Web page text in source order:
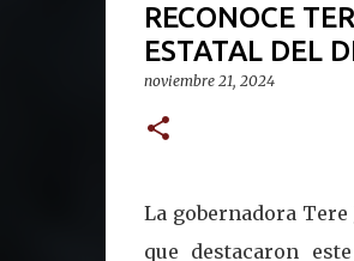
RECONOCE
ESTATAL DEL
noviembre 21, 2024
La gobernadora
que destacaron